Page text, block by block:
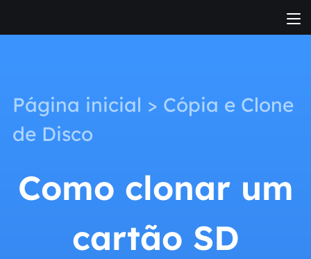
Página inicial > Cópia e Clone
de Disco
Como clonar um
cartão SD